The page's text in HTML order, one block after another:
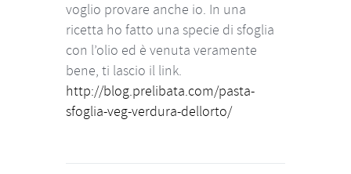
voglio provare anche io. In una
ricetta ho fatto una specie di sfoglia
con l’olio ed è venuta veramente
bene, ti lascio il link.
http://blog.prelibata.com/pasta-
sfoglia-veg-verdura-dellorto/